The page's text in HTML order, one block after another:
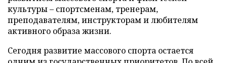
культуры – спортсменам, тренерам,
преподавателям, инструкторам и любителям
активного образа жизни.
Сегодня развитие массового спорта остается